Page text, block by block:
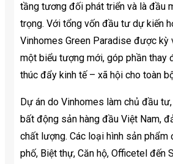
tầng tương đối phát triển và là đầu
trọng. Với tổng vốn đầu tư dự kiến
Vinhomes Green Paradise được kỳ
một biểu tượng mới, góp phần thay
thúc đẩy kinh tế – xã hội cho toàn
Dự án do Vinhomes làm chủ đầu
bất động sản hàng đầu Việt Nam,
chất lượng. Các loại hình sản phẩm
phố, Biệt thự, Căn hộ, Officetel đến